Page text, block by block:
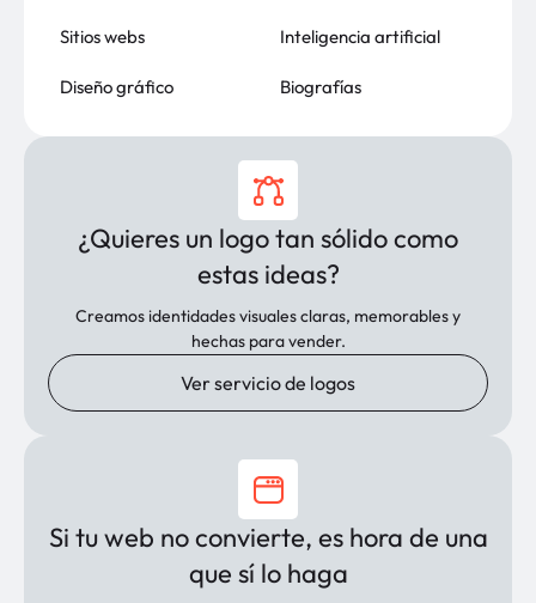
Sitios webs
Diseño gráfico
Inteligencia artificial
Biografías
¿Quieres un logo tan sólido como
estas ideas?
Creamos identidades visuales claras, memorables y
hechas para vender.
Ver servicio de logos
Si tu web no convierte, es hora de una
que sí lo haga